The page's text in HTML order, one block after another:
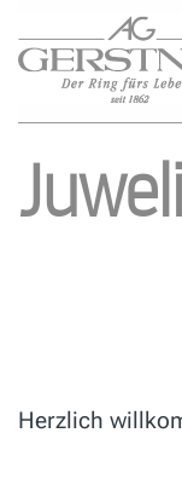
Herzlich